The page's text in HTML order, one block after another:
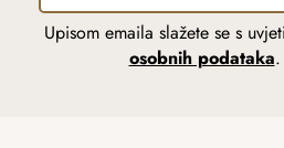
Upisom emaila slažete se s
osobnih podataka.